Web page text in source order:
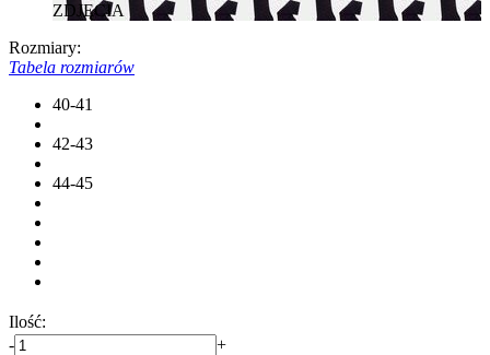
ZDJĘCIA
Rozmiary:
Tabela rozmiarów
40-41
42-43
44-45
Ilość:
-
+